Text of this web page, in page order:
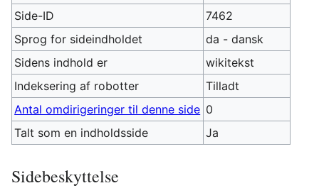
Side-ID
7462
Sprog for sideindholdet
da - dansk
Sidens indhold er
wikitekst
Indeksering af robotter
Tilladt
Antal omdirigeringer til denne side 0
Talt som en indholdsside
Ja
Sidebeskyttelse